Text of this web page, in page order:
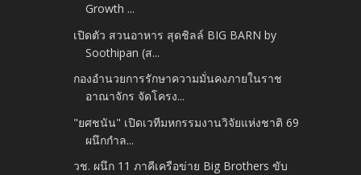
Growth ...
เปิดตัว สวนอาหาร สุดชิลล์ BIG BARN by
Soothipan (ส...
กองอำนวยการรักษาความมั่นคงภายในราช
อาณาจักร จัดโครง...
"ยศชนัน" เปิดเวทีมหกรรมงานวิจัยแห่งชาติ 69
ผนึกกำล...
วช. ผนึก 11 ภาคีเครือข่าย Big Brothers ขับ